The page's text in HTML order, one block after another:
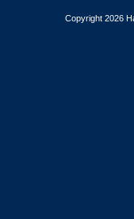
Copyright 2026